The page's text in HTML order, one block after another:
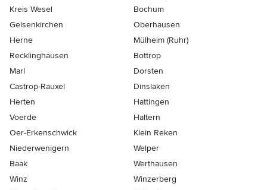
Kreis Wesel
Bochum
Gelsenkirchen
Oberhausen
Herne
Mülheim (Ruhr)
Recklinghausen
Bottrop
Marl
Dorsten
Castrop-Rauxel
Dinslaken
Herten
Hattingen
Voerde
Haltern
Oer-Erkenschwick
Klein Reken
Niederwenigern
Welper
Baak
Werthausen
Winz
Winzerberg